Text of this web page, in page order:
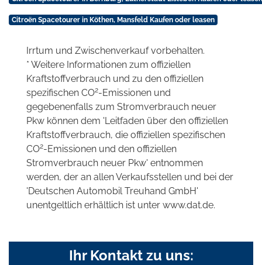
Citroën Spacetourer in Köthen, Mansfeld Kaufen oder leasen
Irrtum und Zwischenverkauf vorbehalten.
* Weitere Informationen zum offiziellen
Kraftstoffverbrauch und zu den offiziellen
spezifischen CO2-Emissionen und
gegebenenfalls zum Stromverbrauch neuer
Pkw können dem 'Leitfaden über den offiziellen
Kraftstoffverbrauch, die offiziellen spezifischen
CO2-Emissionen und den offiziellen
Stromverbrauch neuer Pkw' entnommen
werden, der an allen Verkaufsstellen und bei der
'Deutschen Automobil Treuhand GmbH'
unentgeltlich erhältlich ist unter www.dat.de.
Ihr Kontakt zu uns: